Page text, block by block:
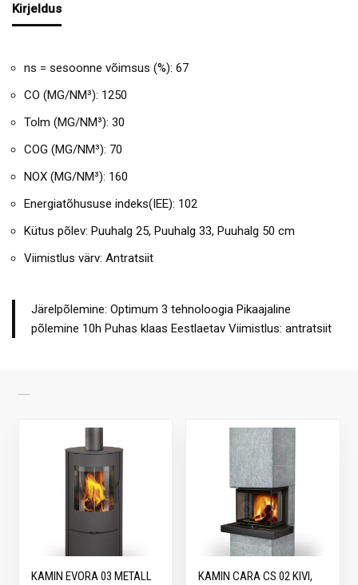
Kirjeldus
ns = sesoonne võimsus (%): 67
CO (MG/NM³): 1250
Tolm (MG/NM³): 30
COG (MG/NM³): 70
NOX (MG/NM³): 160
Energiatõhususe indeks(IEE): 102
Kütus põlev: Puuhalg 25, Puuhalg 33, Puuhalg 50 cm
Viimistlus värv: Antratsiit
Järelpõlemine: Optimum 3 tehnoloogia Pikaajaline
põlemine 10h Puhas klaas Eestlaetav Viimistlus: antratsiit
KAMIN EVORA 03 METALL
KAMIN CARA CS 02 KIVI,